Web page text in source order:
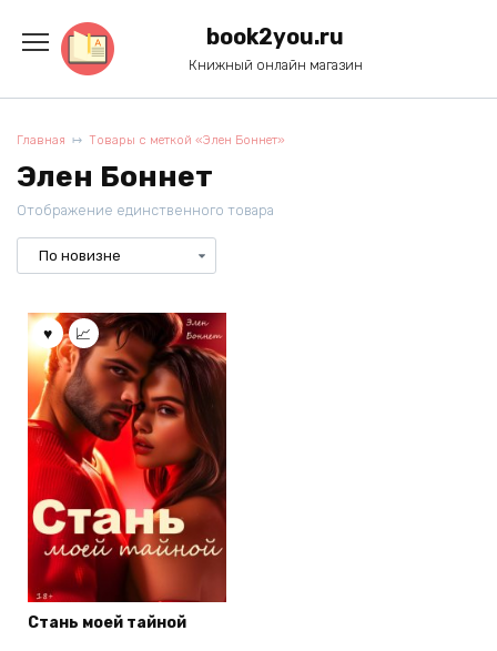
содержанию
book2you.ru
Книжный онлайн магазин
Главная Товары с меткой «Элен Боннет»
Элен Боннет
Отображение единственного товара
Стань моей тайной